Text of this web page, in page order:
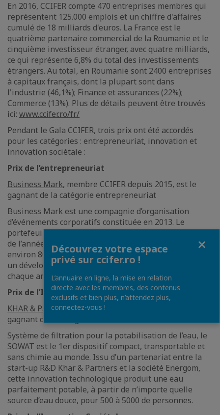
En 2016, CCIFER compte 470 entreprises membres qui
représentent 125.000 emplois et un chiffre d'affaires
cumulé de 18 milliards d'euros. La France est le
quatrième partenaire commercial de la Roumanie et le
cinquième investisseur étranger, avec quatre milliards,
ce qui représente 6,8% du total des investissements
étrangers. Au total, en Roumanie sont 2400 entreprises
à capitaux français, dont la plupart sont dans
l'industrie (46,1%); Finance et assurances (22%);
Commerce (13%). Plus de détails peuvent être trouvés
ici: www.ccifer.ro/fr/
Pendant le Gala CCIFER, trois prix ont été accordés
pour les catégories : entrepreneuriat, innovation et
innovation sociétale :
Prix de l’entrepreneuriat
Business Mark, membre CCIFER depuis 2015, est le
gagnant de la catégorie entrepreneuriat
Business Mark est une compagnie d’organisation
d’événements corporatifs constituée en 2013. Le
portefeuille BusinessMark accumulera, jusqu’à la fin
de l’année 2016, plus de 100 projets qui réuniront
environ 8000 participants et 1000 conférenciers. Avec
un développement constant, BusinessMark a redoublé
chaque année son chiffre d’affaires.
Prix de l’Innovaton
KHAR & Partners, membre CCIFER depuis 2016, est le
gagnant de la catégorie innovation.
Système de filtration pour la potabilisation de l’eau, le
SOWAT est le 1er dispositif compact, transportable et
sans chimie au monde. Issu d’un partenariat entre la
start-up R&D Khar & Partners et la société Energom,
cette innovation technologique produit une eau
parfaitement potable, à partir de n’importe quelle
source d’eau douce, pour 500 à 5000 de personnes.
Découvrez votre espace
privé sur ccifer.ro !
L’annuaire en ligne, la mise en relation
directe avec les membres, des contenus
exclusifs et bien plus, n’attendez plus,
connectez-vous !